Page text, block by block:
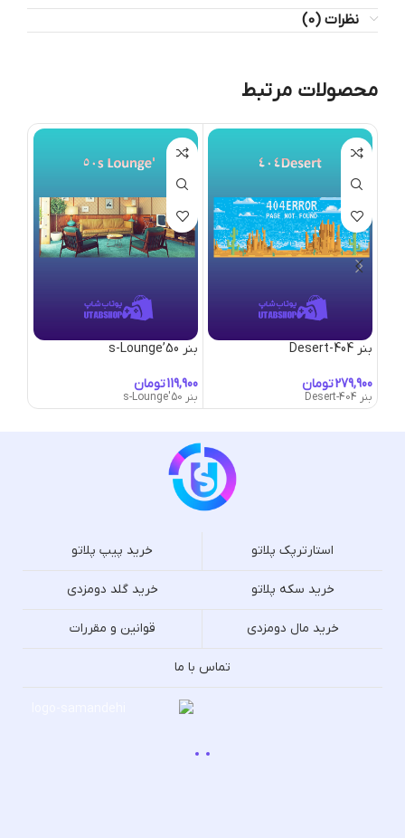
نظرات (0)
محصولات مرتبط
بنر 404-Desert
تومان
بنر 404-Desert
بنر 50’s-Lounge
تومان
بنر 50's-Lounge
استارترپک پلاتو خرید پیپ پلاتو
خرید سکه پلاتو خرید گلد دومزدی
خرید مال دومزدی قوانین و مقررات
تماس با ما